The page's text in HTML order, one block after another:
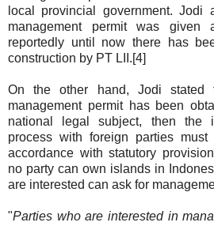
local provincial government. Jodi
management permit was
reportedly until now there has
construction by PT LII.[4]
On the other hand, Jodi
management permit has been
national legal subject, then the
process with foreign parties
accordance with statutory
no party can own islands in
are interested can ask for
"Parties who are interested in